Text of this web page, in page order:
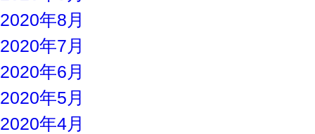
2020年8月
2020年7月
2020年6月
2020年5月
2020年4月